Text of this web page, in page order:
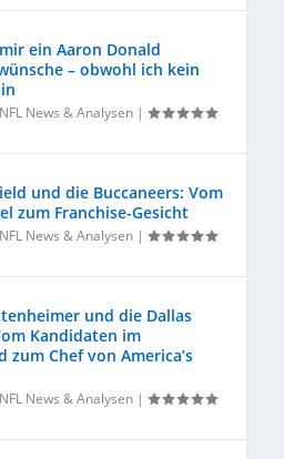
ein Aaron Donald
– obwohl ich kein
NFL News & Analysen |
und die Buccaneers: Vom
zum Franchise-Gesicht
NFL News & Analysen |
und die Dallas
Kandidaten im
zum Chef von America’s
NFL News & Analysen |